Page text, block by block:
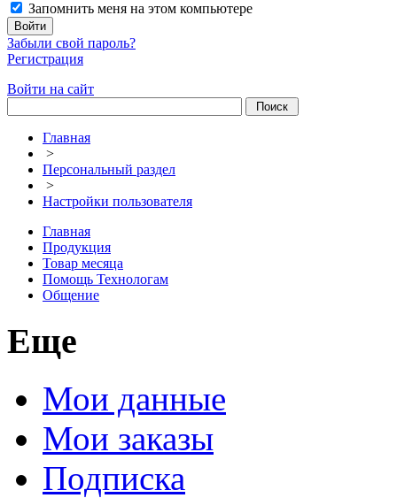
Запомнить меня на этом компьютере
Забыли свой пароль?
Регистрация
Войти на сайт
Главная
>
Персональный раздел
>
Настройки пользователя
Главная
Продукция
Товар месяца
Помощь Технологам
Общение
Еще
Мои данные
Мои заказы
Подписка